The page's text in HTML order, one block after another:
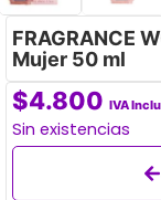
FRAGRANCE
Mujer 50 ml
$4.800 IVA
Sin existencias